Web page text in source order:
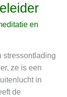
en
stressontlading
ze is een
in
de